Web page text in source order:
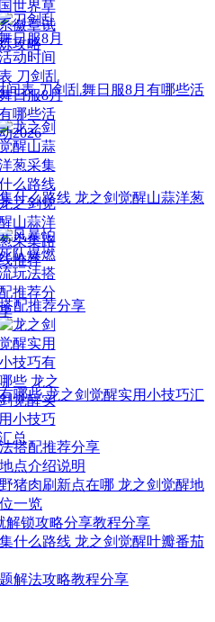
间表 刀剑乱舞日服8月有哪些活
什么路线 龙之剑觉醒山蒜洋葱
配推荐分享
哪些 龙之剑觉醒实用小技巧汇
搭配推荐分享
点介绍说明
猪肉刷新点在哪 龙之剑觉醒地
一览
解锁攻略分享教程分享
什么路线 龙之剑觉醒叶瓣番茄
解法攻略教程分享